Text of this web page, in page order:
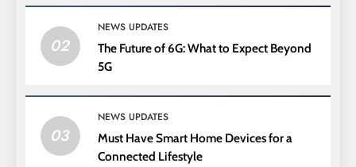
02
NEWS UPDATES
The Future of 6G: What to Expect Beyond
5G
03
NEWS UPDATES
Must Have Smart Home Devices for a
Connected Lifestyle